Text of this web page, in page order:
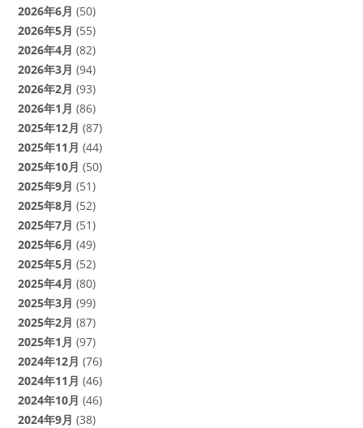
2026年6月 (50)
2026年5月 (55)
2026年4月 (82)
2026年3月 (94)
2026年2月 (93)
2026年1月 (86)
2025年12月 (87)
2025年11月 (44)
2025年10月 (50)
2025年9月 (51)
2025年8月 (52)
2025年7月 (51)
2025年6月 (49)
2025年5月 (52)
2025年4月 (80)
2025年3月 (99)
2025年2月 (87)
2025年1月 (97)
2024年12月 (76)
2024年11月 (46)
2024年10月 (46)
2024年9月 (38)